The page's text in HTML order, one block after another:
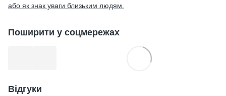
або як знак уваги близьким людям.
Поширити у соцмережах
Відгуки